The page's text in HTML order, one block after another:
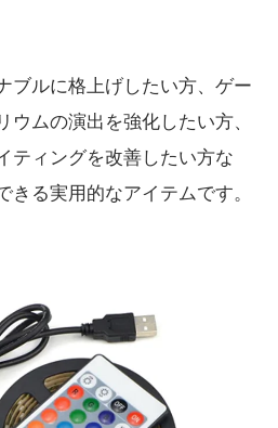
ブルに格上げしたい方、ゲー
ウムの演出を強化したい方、
ティングを改善したい方な
きる実用的なアイテムです。